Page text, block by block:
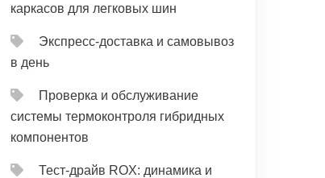
каркасов для легковых шин
Экспресс-доставка и самовывоз
в день
Проверка и обслуживание
системы термоконтроля гибридных
компонентов
Тест‑драйв ROX: динамика и